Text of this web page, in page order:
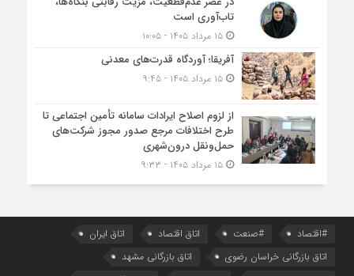
تاب‌آوری است
۱۵ مرداد ۱۴۰۵ - ۱۰:۰۵
آفریقا؛ آوردگاه قدرت‌های معدنی
۱۵ مرداد ۱۴۰۵ - ۹:۴۵
از لزوم اصلاح ایرادات سامانه تأمین اجتماعی تا
طرح اختلافات مرجع صدور مجوز شرکت‌های
حمل‌ونقل درون‌شهری
۱۵ مرداد ۱۴۰۵ - ۹:۳۳
#اقتصاد #صنعت اتاق اقتصاد
اتاق ایران
اتاق بازرگانی خراسان رضوی
اتاق بازرگانی مشهد